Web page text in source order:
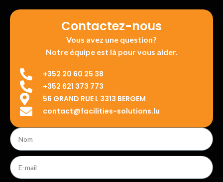
Contactez-nous
Vous avez une question?
Notre équipe est là pour vous aider.
+352 20 60 25 38
+352 621 373 773
56 GRAND RUE L 3313 BERGEM
contact@facilities-solutions.lu